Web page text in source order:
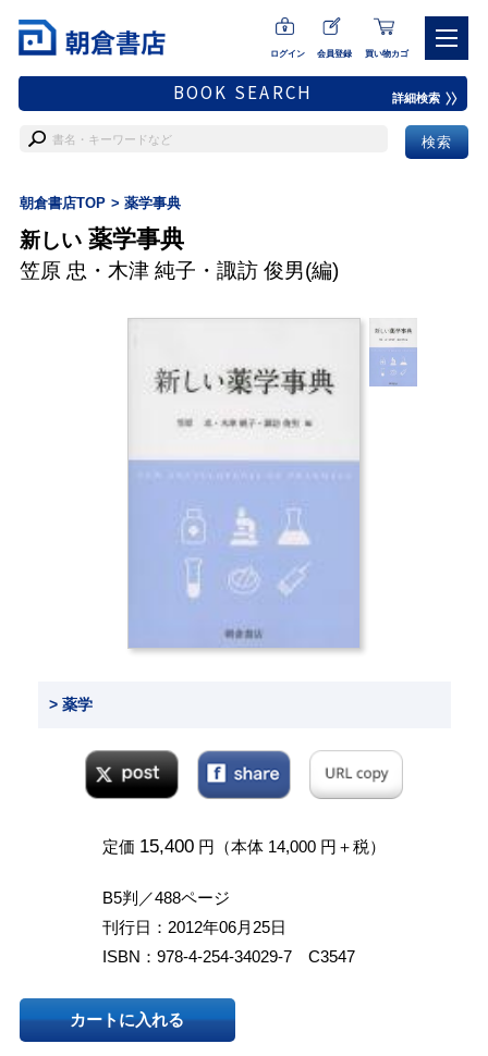
ログイン 会員登録 買い物カゴ
BOOK SEARCH 詳細検索
朝倉書店TOP 薬学事典
新しい薬学事典
笠原 忠 ・ 木津 純子 ・ 諏訪 俊男(編)
> 薬学
定価 15,400 円（本体 14,000 円＋税）
B5判／488ページ
刊行日：2012年06月25日
ISBN：978-4-254-34029-7 C3547
カートに入れる